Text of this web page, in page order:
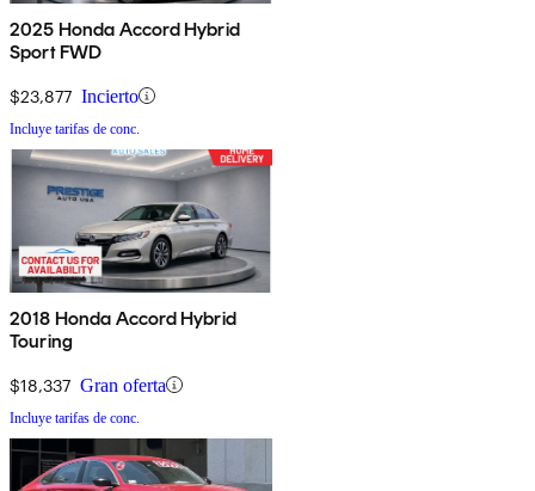
2025 Honda Accord Hybrid
Sport FWD
$23,877 Incierto
Incluye tarifas de conc.
2018 Honda Accord Hybrid
Touring
$18,337 Gran oferta
Incluye tarifas de conc.